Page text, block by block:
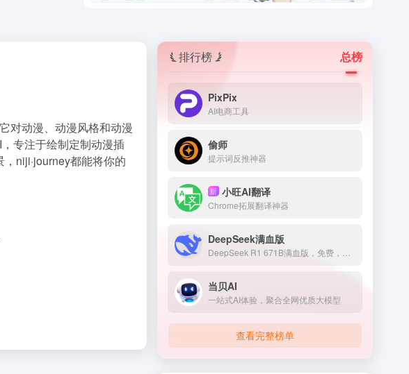
对动漫、动漫风格和动漫
专注于绘制定制动漫插
niji·journey都能将你的
排行榜 总榜
PixPix
AI电商工具
偷师
提示词反推神器
新 小旺AI翻译
Chrome拓展翻译神器
DeepSeek满血版
当贝AI
一站式AI体验，聚合全网优质大模型
查看完整榜单